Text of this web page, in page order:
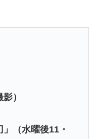
由が見つからない
びっくり
抗議「中国に追従
！？」って驚くぞ
）
（水曜後11・